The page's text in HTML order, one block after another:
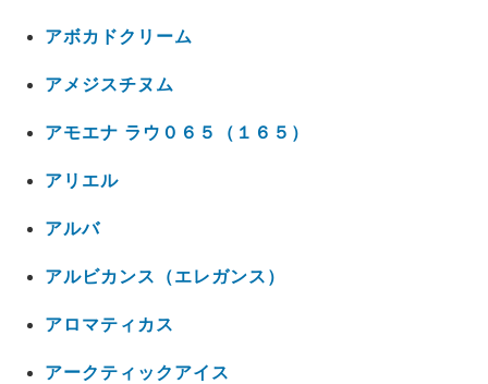
アボカドクリーム
アメジスチヌム
アモエナ ラウ０６５（１６５）
アリエル
アルバ
アルビカンス（エレガンス）
アロマティカス
アークティックアイス